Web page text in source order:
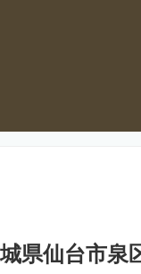
仙台市泉